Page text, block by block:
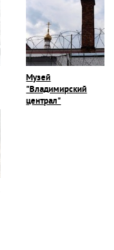
Музей
"Владимирский
централ"